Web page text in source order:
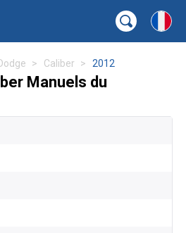
Caliber 2012
Manuels du